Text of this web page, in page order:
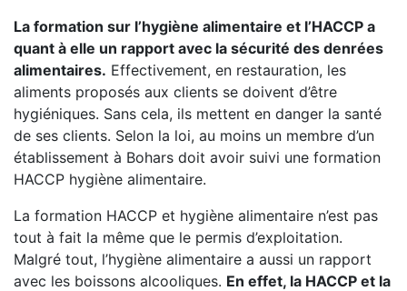
La formation sur l’hygiène alimentaire et l’HACCP a
quant à elle un rapport avec la sécurité des denrées
alimentaires. Effectivement, en restauration, les
aliments proposés aux clients se doivent d’être
hygiéniques. Sans cela, ils mettent en danger la santé
de ses clients. Selon la loi, au moins un membre d’un
établissement à Bohars doit avoir suivi une formation
HACCP hygiène alimentaire.
La formation HACCP et hygiène alimentaire n’est pas
tout à fait la même que le permis d’exploitation.
Malgré tout, l’hygiène alimentaire a aussi un rapport
avec les boissons alcooliques. En effet, la HACCP et la